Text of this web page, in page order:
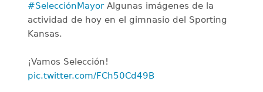
#SelecciónMayorAlgunas imágenes de la
actividad de hoy en el gimnasio del Sporting
Kansas.
¡Vamos Selección!
pic.twitter.com/FCh50Cd49B